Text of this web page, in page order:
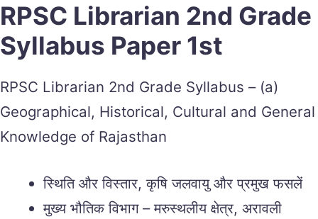
RPSC Librarian 2nd Grade
Syllabus Paper 1st
RPSC Librarian 2nd Grade Syllabus – (a)
Geographical, Historical, Cultural and General
Knowledge of Rajasthan
स्थिति और विस्तार, कृषि जलवायु और प्रमुख फसलें
मुख्य भौतिक विभाग – मरुस्थलीय क्षेत्र, अरावली